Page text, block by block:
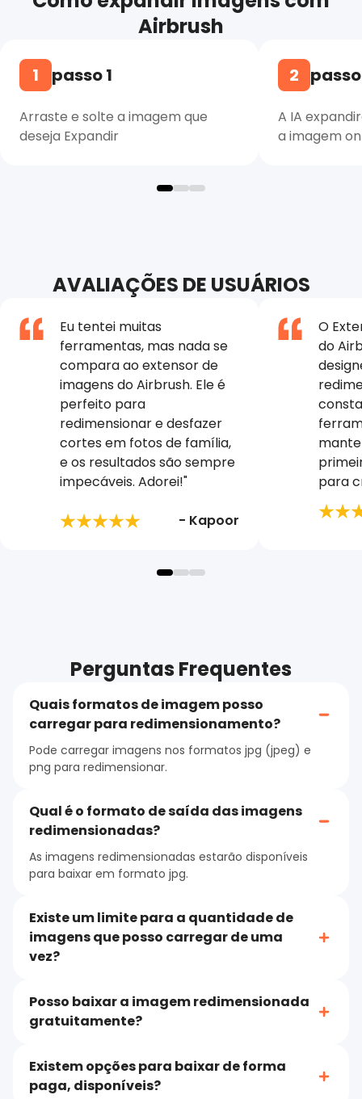
Airbrush
1 passo 1
Arraste e solte a imagem que
deseja Expandir
2
A IA
a imagem
AVALIAÇÕES DE USUÁRIOS
Eu tentei muitas
ferramentas, mas nada se
compara ao extensor de
imagens do Airbrush. Ele é
perfeito para
redimensionar e desfazer
cortes em fotos de família,
e os resultados são sempre
impecáveis. Adorei!"
- Kapoor
O
do
para
Perguntas Frequentes
Quais formatos de imagem posso
carregar para redimensionamento?
Pode carregar imagens nos formatos jpg (jpeg) e
png para redimensionar.
Qual é o formato de saída das imagens
redimensionadas?
As imagens redimensionadas estarão disponíveis
para baixar em formato jpg.
Existe um limite para a quantidade de
imagens que posso carregar de uma
vez?
Posso baixar a imagem redimensionada
gratuitamente?
Existem opções para baixar de forma
paga, disponíveis?